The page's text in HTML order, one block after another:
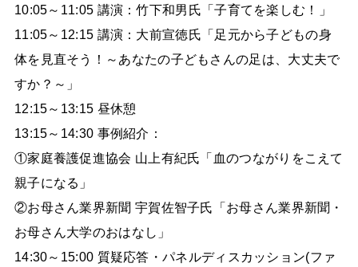
10:05～11:05 講演：竹下和男氏「子育てを楽しむ！」
11:05～12:15 講演：大前宣徳氏「足元から子どもの身
体を見直そう！～あなたの子どもさんの足は、大丈夫で
すか？～」
12:15～13:15 昼休憩
13:15～14:30 事例紹介：
①家庭養護促進協会 山上有紀氏「血のつながりをこえて
親子になる」
②お母さん業界新聞 宇賀佐智子氏「お母さん業界新聞・
お母さん大学のおはなし」
14:30～15:00 質疑応答・パネルディスカッション(ファ